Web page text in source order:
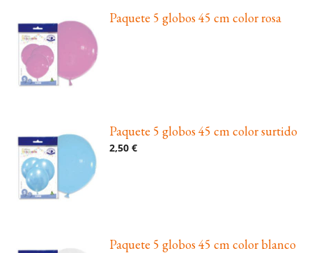
Paquete 5 globos 45 cm color rosa
Paquete 5 globos 45 cm color surtido
2,50 €
Paquete 5 globos 45 cm color blanco